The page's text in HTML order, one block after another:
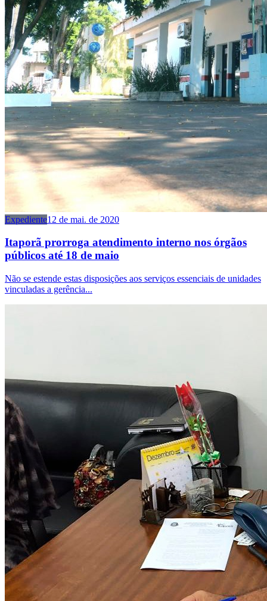
Expediente12 de mai. de 2020
Itaporã prorroga atendimento interno nos órgãos
públicos até 18 de maio
Não se estende estas disposições aos serviços essenciais de unidades
vinculadas a gerência...